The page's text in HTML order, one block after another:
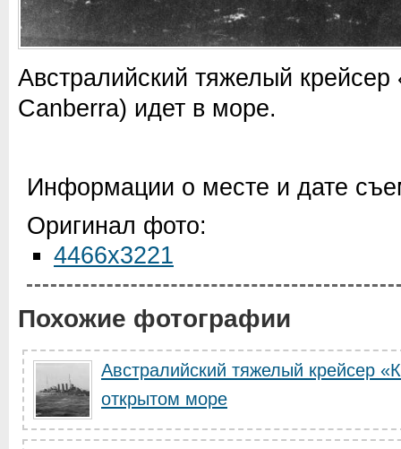
Австралийский тяжелый
Canberra) идет в море.
Информации о месте и дате
Оригинал фото:
4466x3221
Похожие фотографии
Австралийский тяжелый крейсер
открытом море